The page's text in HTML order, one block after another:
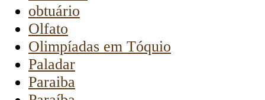
obtuário
Olfato
Olimpíadas em Tóquio
Paladar
Paraiba